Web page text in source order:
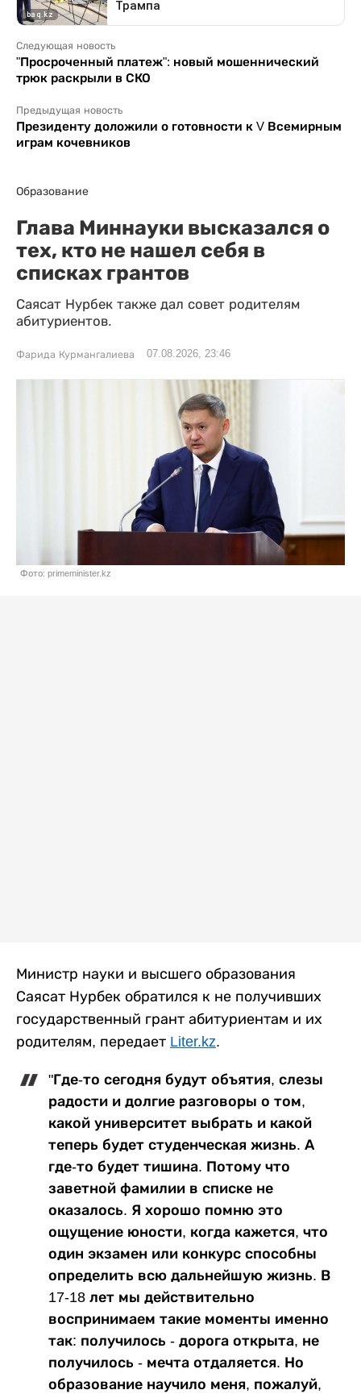
Следующая новость
"Просроченный платеж": новый мошеннический
трюк раскрыли в СКО
Предыдущая новость
Президенту доложили о готовности к V Всемирным
играм кочевников
Образование
Глава Миннауки высказался о
тех, кто не нашел себя в
списках грантов
Саясат Нурбек также дал совет родителям
абитуриентов.
Фарида Курмангалиева 07.08.2026, 23:46
Фото: primeminister.kz
Министр науки и высшего образования
Саясат Нурбек обратился к не получивших
государственный грант абитуриентам и их
родителям, передает Liter.kz.
"Где-то сегодня будут объятия, слезы
радости и долгие разговоры о том,
какой университет выбрать и какой
теперь будет студенческая жизнь. А
где-то будет тишина. Потому что
заветной фамилии в списке не
оказалось. Я хорошо помню это
ощущение юности, когда кажется, что
один экзамен или конкурс способны
определить всю дальнейшую жизнь. В
17-18 лет мы действительно
воспринимаем такие моменты именно
так: получилось - дорога открыта, не
получилось - мечта отдаляется. Но
образование научило меня, пожалуй,